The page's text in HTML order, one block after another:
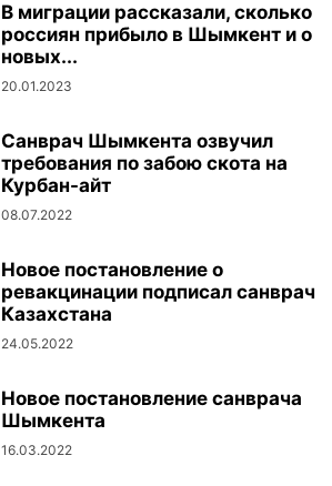
В миграции рассказали, сколько
россиян прибыло в Шымкент и о
новых...
20.01.2023
Санврач Шымкента озвучил
требования по забою скота на
Курбан-айт
08.07.2022
Новое постановление о
ревакцинации подписал санврач
Казахстана
24.05.2022
Новое постановление санврача
Шымкента
16.03.2022